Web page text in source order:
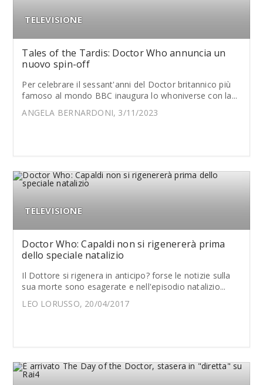
TELEVISIONE
Tales of the Tardis: Doctor Who annuncia un
nuovo spin-off
Per celebrare il sessant'anni del Doctor britannico più
famoso al mondo BBC inaugura lo whoniverse con la...
ANGELA BERNARDONI, 3/11/2023
TELEVISIONE
Doctor Who: Capaldi non si rigenererà prima
dello speciale natalizio
Il Dottore si rigenera in anticipo? forse le notizie sulla
sua morte sono esagerate e nell'episodio natalizio...
LEO LORUSSO, 20/04/2017